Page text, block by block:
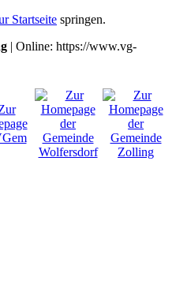
Startseite springen.
| Online: https://www.vg-